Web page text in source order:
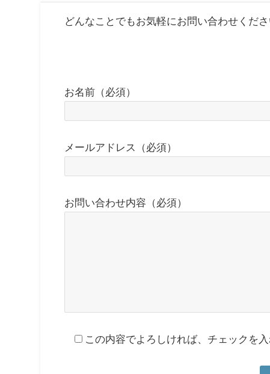
どんなことでもお気軽にお問い合わせくださ
お名前（必須）
メールアドレス（必須）
お問い合わせ内容（必須）
この内容でよろしければ、チェックを